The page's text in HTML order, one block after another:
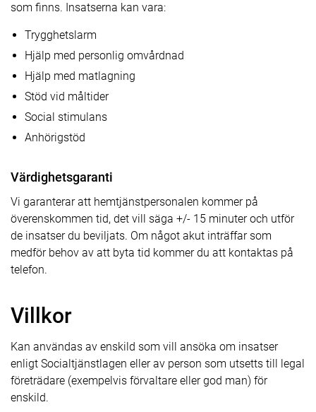
som finns. Insatserna kan vara:
Trygghetslarm
Hjälp med personlig omvårdnad
Hjälp med matlagning
Stöd vid måltider
Social stimulans
Anhörigstöd
Värdighetsgaranti
Vi garanterar att hemtjänstpersonalen kommer på
överenskommen tid, det vill säga +/- 15 minuter och utför
de insatser du beviljats. Om något akut inträffar som
medför behov av att byta tid kommer du att kontaktas på
telefon.
Villkor
Kan användas av enskild som vill ansöka om insatser
enligt Socialtjänstlagen eller av person som utsetts till legal
företrädare (exempelvis förvaltare eller god man) för
enskild.